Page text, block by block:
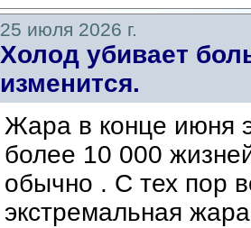
25 июля 2026 г.
Холод убивает
изменится.
Жара в конце июня
более 10 000
обычно . С тех пор
экстремальная